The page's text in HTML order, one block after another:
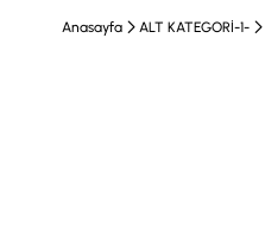
Anasayfa ALT KATEGORİ-1-